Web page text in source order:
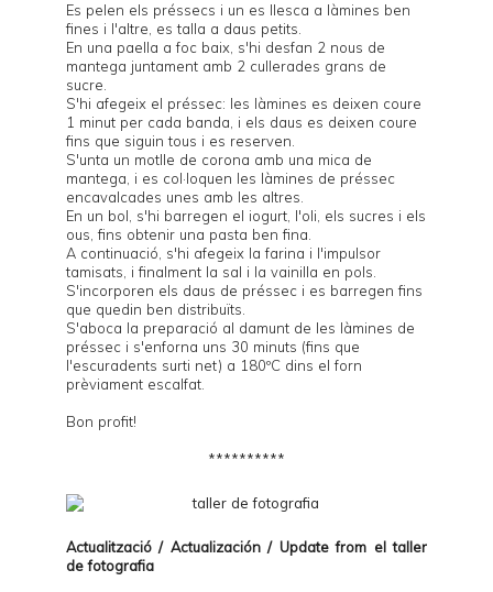
Es pelen els préssecs i un es llesca a làmines ben
fines i l'altre, es talla a daus petits.
En una paella a foc baix, s'hi desfan 2 nous de
mantega juntament amb 2 cullerades grans de
sucre.
S'hi afegeix el préssec: les làmines es deixen coure
1 minut per cada banda, i els daus es deixen coure
fins que siguin tous i es reserven.
S'unta un motlle de corona amb una mica de
mantega, i es col·loquen les làmines de préssec
encavalcades unes amb les altres.
En un bol, s'hi barregen el iogurt, l'oli, els sucres i els
ous, fins obtenir una pasta ben fina.
A continuació, s'hi afegeix la farina i l'impulsor
tamisats, i finalment la sal i la vainilla en pols.
S'incorporen els daus de préssec i es barregen fins
que quedin ben distribuïts.
S'aboca la preparació al damunt de les làmines de
préssec i s'enforna uns 30 minuts (fins que
l'escuradents surti net) a 180ºC dins el forn
prèviament escalfat.
Bon profit!
**********
Actualització / Actualización / Update from eltaller
de fotografia